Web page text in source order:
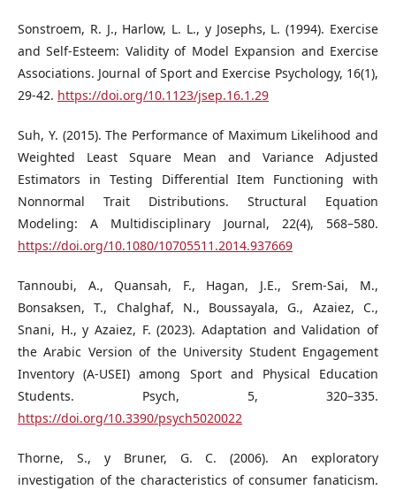
Sonstroem, R. J., Harlow, L. L., y Josephs, L. (1994). Exercise
and Self-Esteem: Validity of Model Expansion and Exercise
Associations. Journal of Sport and Exercise Psychology, 16(1),
29-42. https://doi.org/10.1123/jsep.16.1.29
Suh, Y. (2015). The Performance of Maximum Likelihood and
Weighted Least Square Mean and Variance Adjusted
Estimators in Testing Differential Item Functioning with
Nonnormal Trait Distributions. Structural Equation
Modeling: A Multidisciplinary Journal, 22(4), 568–580.
https://doi.org/10.1080/10705511.2014.937669
Tannoubi, A., Quansah, F., Hagan, J.E., Srem-Sai, M.,
Bonsaksen, T., Chalghaf, N., Boussayala, G., Azaiez, C.,
Snani, H., y Azaiez, F. (2023). Adaptation and Validation of
the Arabic Version of the University Student Engagement
Inventory (A-USEI) among Sport and Physical Education
Students. Psych, 5, 320–335.
https://doi.org/10.3390/psych5020022
Thorne, S., y Bruner, G. C. (2006). An exploratory
investigation of the characteristics of consumer fanaticism.